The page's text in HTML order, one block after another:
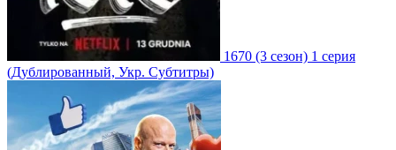
1670 (3 сезон) 1 серия
(Дублированный, Укр. Субтитры)